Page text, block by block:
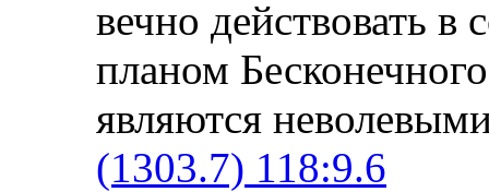
вечно действовать
планом
являются
(1303.7) 118:9.6